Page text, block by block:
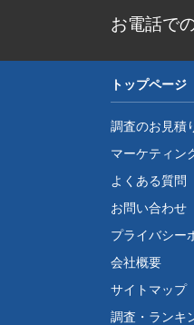
お電話で
トップページ
調査のお見積
マーケティン
よくある質問
お問い合わせ
プライバシー
会社概要
サイトマップ
調査・ランキ